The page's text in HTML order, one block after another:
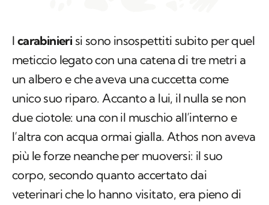
I carabinieri si sono insospettiti subito per quel
meticcio legato con una catena di tre metri a
un albero e che aveva una cuccetta come
unico suo riparo. Accanto a lui, il nulla se non
due ciotole: una con il muschio all’interno e
l’altra con acqua ormai gialla. Athos non aveva
più le forze neanche per muoversi: il suo
corpo, secondo quanto accertato dai
veterinari che lo hanno visitato, era pieno di